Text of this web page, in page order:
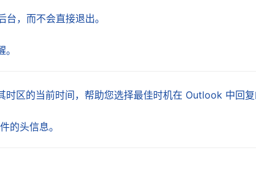
，而不会直接退出。
时区的当前时间，帮助您选择最佳时机在 Outlook 中回
的头信息。